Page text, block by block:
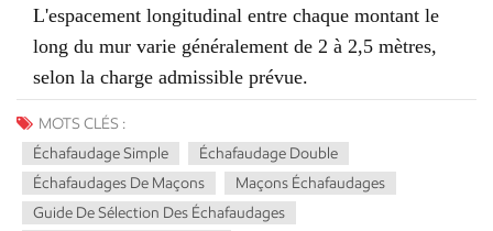
L'espacement longitudinal entre chaque montant le
long du mur varie généralement de 2 à 2,5 mètres,
selon la charge admissible prévue.
MOTS CLÉS :
Échafaudage Simple
Échafaudage Double
Échafaudages De Maçons
Maçons Échafaudages
Guide De Sélection Des Échafaudages